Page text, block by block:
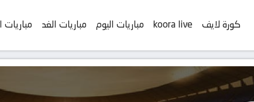
كورة لايف koora live مباريات اليوم مباريات الغد